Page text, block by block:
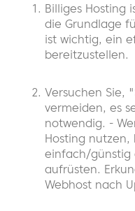
Billiges Hosting
die Grundlage
ist wichtig, ein
bereitzustellen.
Versuchen Sie,
vermeiden, es
notwendig. -
Hosting nutzen,
einfach/günstig
aufrüsten.
Webhost nach